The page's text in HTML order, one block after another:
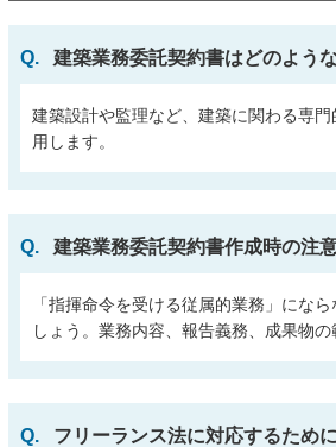
Q. 建築業務委託契約書はどのよう
建築設計や監理など、建築に関わる専
用します。
Q. 建築業務委託契約書作成時の注
「指揮命令を受ける従属的業務」にな
しょう。業務内容、報告義務、成果物
Q. フリーランス法に対応するため